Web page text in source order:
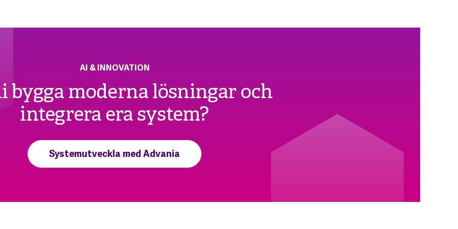
AI & INNOVATION
bygga moderna lösningar och
integrera era system?
Systemutveckla med Advania